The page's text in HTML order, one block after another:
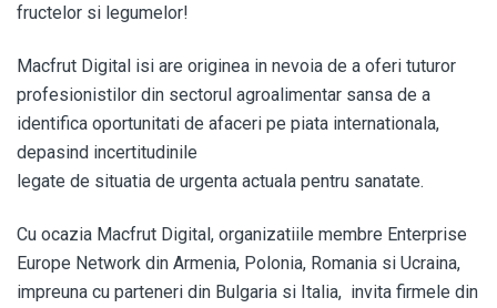
fructelor si legumelor!
Macfrut Digital isi are originea in nevoia de a oferi tuturor
profesionistilor din sectorul agroalimentar sansa de a
identifica oportunitati de afaceri pe piata internationala,
depasind incertitudinile
legate de situatia de urgenta actuala pentru sanatate.
Cu ocazia Macfrut Digital, organizatiile membre Enterprise
Europe Network din Armenia, Polonia, Romania si Ucraina,
impreuna cu parteneri din Bulgaria si Italia, invita firmele din